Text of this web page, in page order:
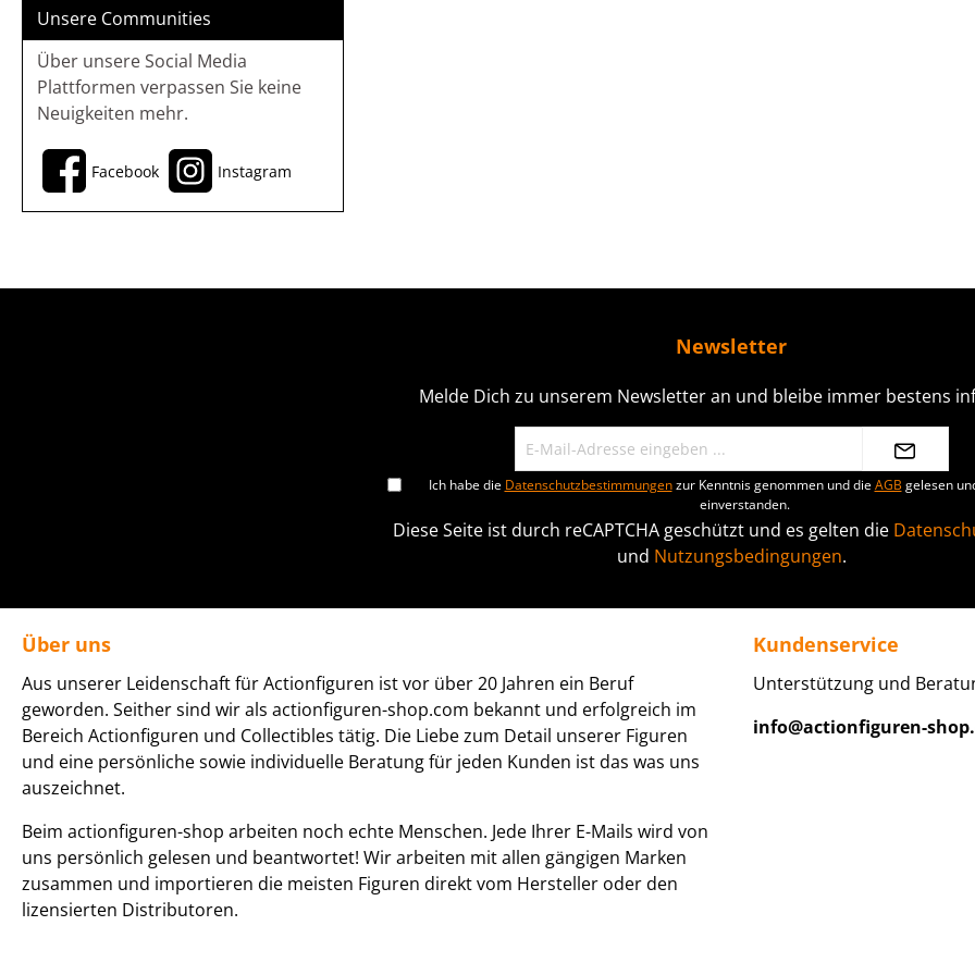
Unsere Communities
Über unsere Social Media
Plattformen verpassen Sie keine
Neuigkeiten mehr.
Facebook Instagram
Newsletter
Melde Dich zu unserem Newsletter an und bleibe immer bestens
Ich habe die Datenschutzbestimmungenzur Kenntnis genommen und dieAGB gelesen
einverstanden.
Diese Seite ist durch reCAPTCHA geschützt und es gelten die
und Nutzungsbedingungen.
Über uns
Aus unserer Leidenschaft für Actionfiguren ist vor über 20 Jahren ein Beruf
geworden. Seither sind wir als actionfiguren-shop.com bekannt und erfolgreich im
Bereich Actionfiguren und Collectibles tätig. Die Liebe zum Detail unserer Figuren
und eine persönliche sowie individuelle Beratung für jeden Kunden ist das was uns
auszeichnet.
Beim actionfiguren-shop arbeiten noch echte Menschen. Jede Ihrer E-Mails wird von
uns persönlich gelesen und beantwortet! Wir arbeiten mit allen gängigen Marken
zusammen und importieren die meisten Figuren direkt vom Hersteller oder den
lizensierten Distributoren.
Kundenservice
Unterstützung und
info@actionfiguren-